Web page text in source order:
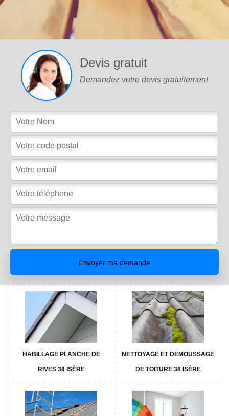
Devis gratuit
Demandez votre devis gratuitement
HABILLAGE PLANCHE DE
RIVES 38 ISÈRE
NETTOYAGE ET DEMOUSSAGE
DE TOITURE 38 ISÈRE